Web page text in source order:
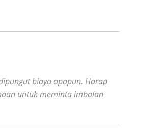
biaya apapun. Harap
untuk meminta imbalan